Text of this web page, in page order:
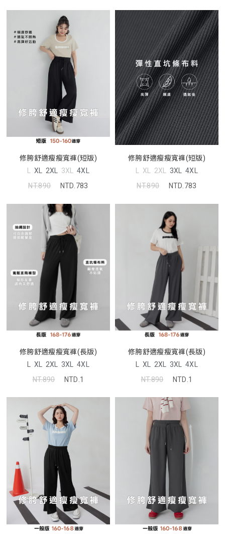
修胯舒適瘦瘦寬褲(短版)
L XL 2XL 3XL 4XL
NT.890
NTD.783
修胯舒適瘦瘦寬褲(短版)
L XL 2XL 3XL 4XL
NT.890
NTD.783
修胯舒適瘦瘦寬褲(長版)
L XL 2XL 3XL 4XL
NT.890
NTD.1
修胯舒適瘦瘦寬褲(長版)
L XL 2XL 3XL 4XL
NT.890
NTD.1